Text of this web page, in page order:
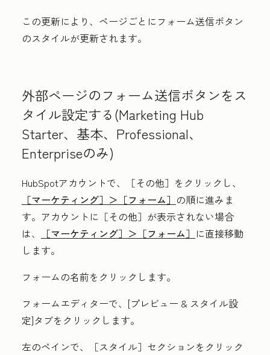
この更新により、ページごとにフォーム送信ボタン
のスタイルが更新されます。
外部ページのフォーム送信ボタンをス
タイル設定する(Marketing Hub
Starter、 基本、 Professional、
Enterpriseのみ)
HubSpotアカウントで、
［その他］をクリックし、
［マーケティング］＞ ［フォーム］ の順に進みま
す。アカウントに ［その他］が表示されない場合
は、
［マーケティング］＞ ［フォーム］ に直接移動
します。
フォームの名前をクリックします。
フォームエディターで、[プレビュー & スタイル設
定]タブをクリックします。
左のペインで、
［スタイル］セクションをクリック